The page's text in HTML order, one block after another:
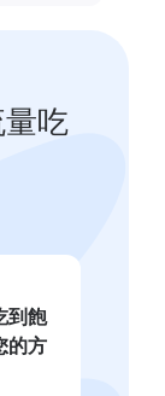
吃
到飽
的方